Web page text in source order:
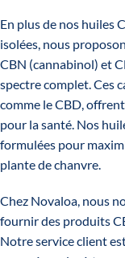
En plus de nos huiles
isolées, nous
CBN (cannabinol) et
spectre complet. Ces
comme le CBD,
pour la santé. Nos
formulées pour
plante de chanvre.
Chez Novaloa, nous
fournir des produits
Notre service client